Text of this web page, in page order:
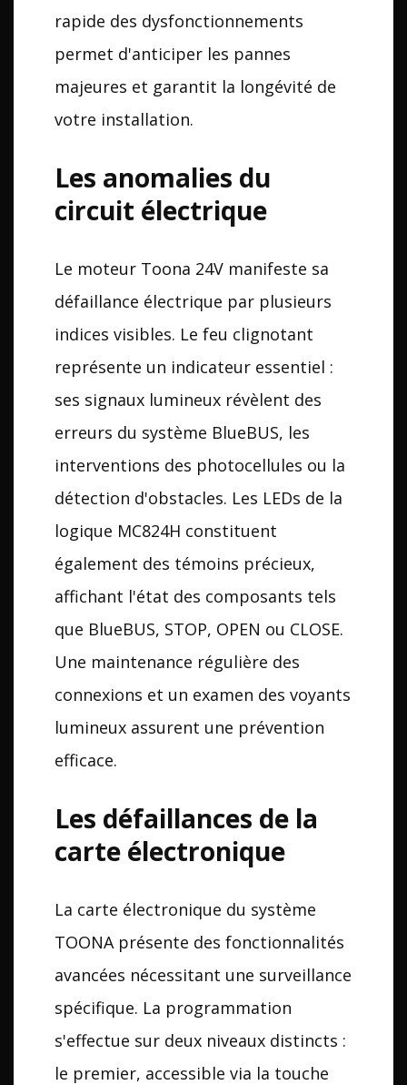
rapide des dysfonctionnements
permet d'anticiper les pannes
majeures et garantit la longévité de
votre installation.
Les anomalies du
circuit électrique
Le moteur Toona 24V manifeste sa
défaillance électrique par plusieurs
indices visibles. Le feu clignotant
représente un indicateur essentiel :
ses signaux lumineux révèlent des
erreurs du système BlueBUS, les
interventions des photocellules ou la
détection d'obstacles. Les LEDs de la
logique MC824H constituent
également des témoins précieux,
affichant l'état des composants tels
que BlueBUS, STOP, OPEN ou CLOSE.
Une maintenance régulière des
connexions et un examen des voyants
lumineux assurent une prévention
efficace.
Les défaillances de la
carte électronique
La carte électronique du système
TOONA présente des fonctionnalités
avancées nécessitant une surveillance
spécifique. La programmation
s'effectue sur deux niveaux distincts :
le premier, accessible via la touche